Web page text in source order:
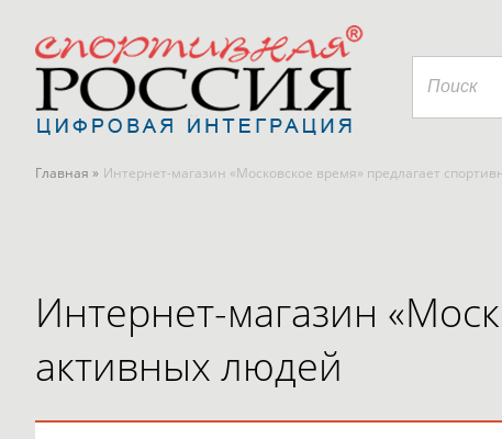
Главная » Интернет-магазин «Московское время» предлагает
Интернет-магазин
активных людей